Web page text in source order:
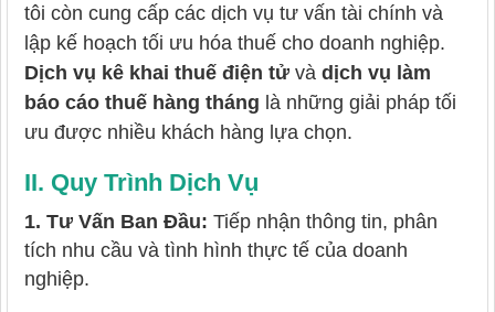
tôi còn cung cấp các dịch vụ tư vấn tài chính và
lập kế hoạch tối ưu hóa thuế cho doanh nghiệp.
Dịch vụ kê khai thuế điện tử và dịch vụ làm
báo cáo thuế hàng tháng là những giải pháp tối
ưu được nhiều khách hàng lựa chọn.
II. Quy Trình Dịch Vụ
1. Tư Vấn Ban Đầu: Tiếp nhận thông tin, phân
tích nhu cầu và tình hình thực tế của doanh
nghiệp.